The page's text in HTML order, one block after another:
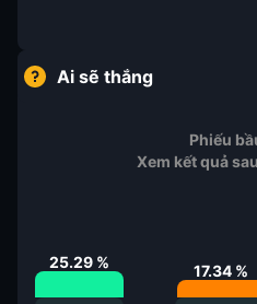
Ai sẽ thắng
Phiếu
Xem kết quả
25.29 % 17.34 %